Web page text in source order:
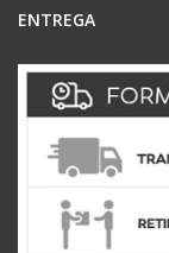
ENTREGA